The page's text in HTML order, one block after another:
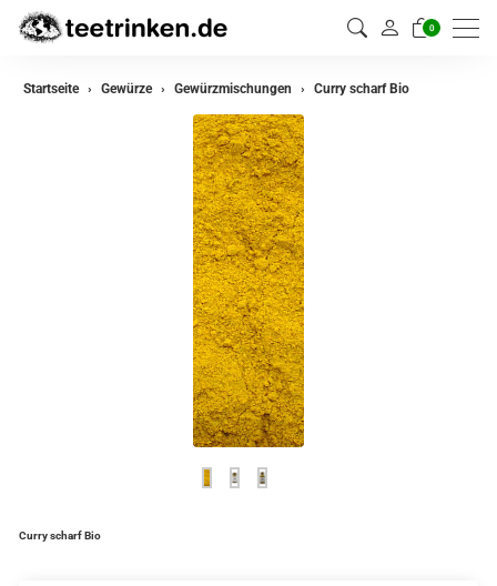
0
zurück
Startseite Gewürze Gewürzmischungen Curry scharf Bio
Curry scharf Bio